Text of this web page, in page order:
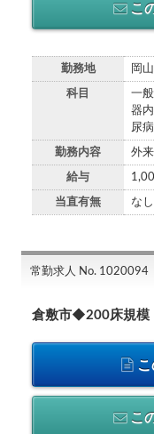
こ
勤務地 岡
科目
一
器
尿
勤務内容 外
給与
当直有無 なし
常勤求人 No. 1020094
倉敷市◆200床規模
こ